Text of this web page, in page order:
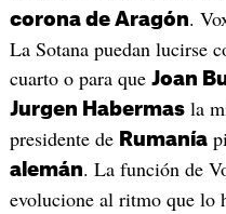
corona de Aragón.
La Sotana puedan lucirse
cuarto o para que Joan
Jurgen Habermasla
presidente de Rumanía
alemán. La función de
evolucione al ritmo que lo